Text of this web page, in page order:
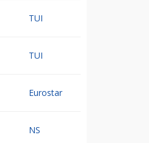
TUI
TUI
Eurostar
NS